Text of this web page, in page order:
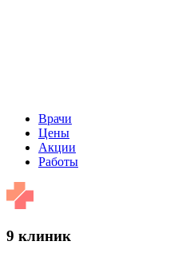
Врачи
Цены
Акции
Работы
9 клиник